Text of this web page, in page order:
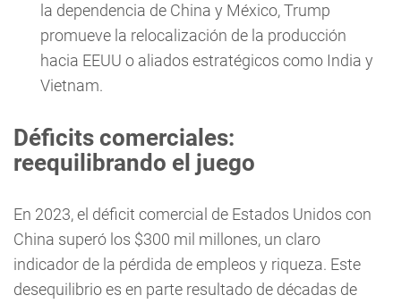
la dependencia de China y México, Trump
promueve la relocalización de la producción
hacia EEUU o aliados estratégicos como India y
Vietnam.
Déficits comerciales:
reequilibrando el juego
En 2023, el déficit comercial de Estados Unidos con
China superó los $300 mil millones, un claro
indicador de la pérdida de empleos y riqueza. Este
desequilibrio es en parte resultado de décadas de